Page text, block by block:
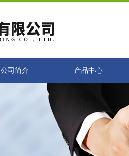
公司简介 产品中心